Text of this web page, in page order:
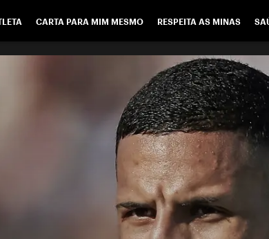
CARTA PARA MIM MESMO RESPEITA AS MINAS